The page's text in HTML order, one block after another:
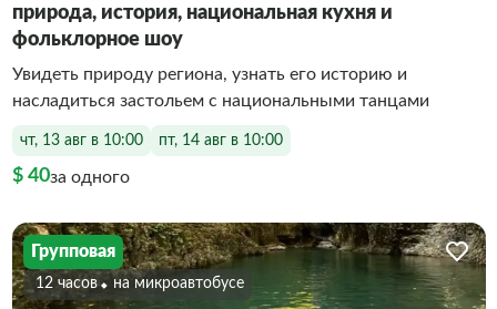
природа, история, национальная кухня и
фольклорное шоу
Увидеть природу региона, узнать его историю и
насладиться застольем с национальными танцами
чт, 13 авг в 10:00 пт, 14 авг в 10:00
$ 40за одного
Групповая
12 часов На микроавтобусе